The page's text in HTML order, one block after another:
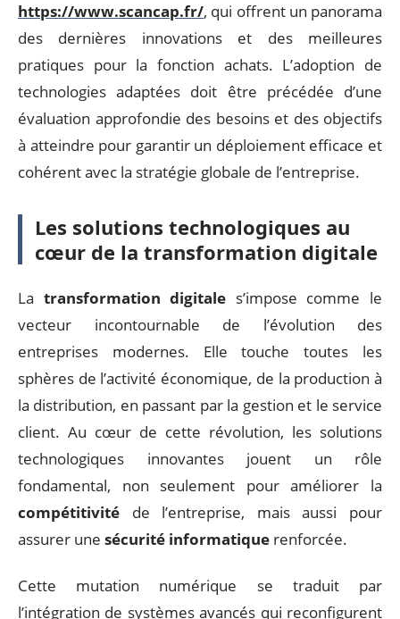
https://www.scancap.fr/, qui offrent un panorama
des dernières innovations et des meilleures
pratiques pour la fonction achats. L’adoption de
technologies adaptées doit être précédée d’une
évaluation approfondie des besoins et des objectifs
à atteindre pour garantir un déploiement efficace et
cohérent avec la stratégie globale de l’entreprise.
Les solutions technologiques au
cœur de la transformation digitale
La transformation digitale s’impose comme le
vecteur incontournable de l’évolution des
entreprises modernes. Elle touche toutes les
sphères de l’activité économique, de la production à
la distribution, en passant par la gestion et le service
client. Au cœur de cette révolution, les solutions
technologiques innovantes jouent un rôle
fondamental, non seulement pour améliorer la
compétitivité de l’entreprise, mais aussi pour
assurer une sécurité informatique renforcée.
Cette mutation numérique se traduit par
l’intégration de systèmes avancés qui reconfigurent